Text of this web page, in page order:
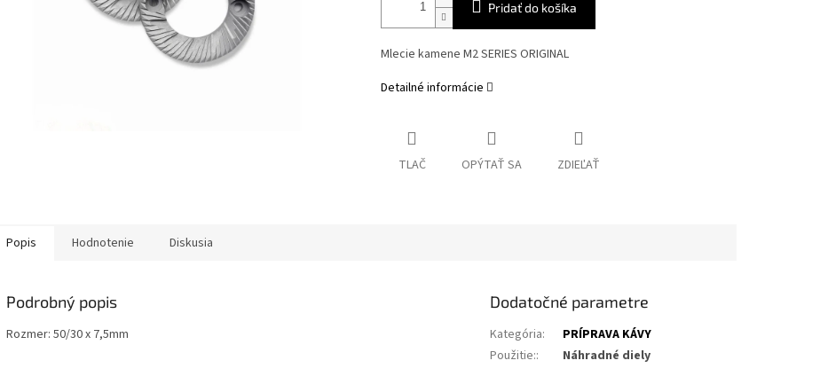
Pridať do košíka
Mlecie kamene M2 SERIES ORIGINAL
Detailné informácie
TLAČ OPÝTAŤ SA ZDIEĽAŤ
Popis Hodnotenie Diskusia
Podrobný popis
Rozmer: 50/30 x 7,5mm
Dodatočné parametre
Kategória:
PRÍPRAVA KÁVY
Použitie:: Náhradné diely